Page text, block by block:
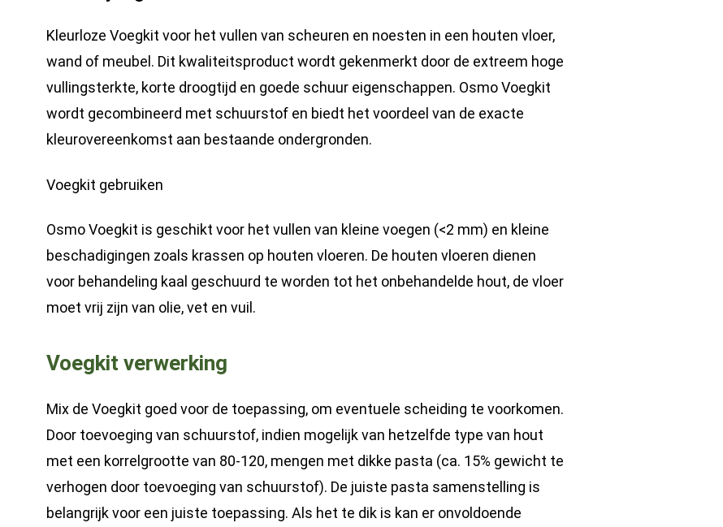
Kleurloze Voegkit voor het vullen van scheuren en noesten in een houten vloer,
wand of meubel. Dit kwaliteitsproduct wordt gekenmerkt door de extreem hoge
vullingsterkte, korte droogtijd en goede schuur eigenschappen. Osmo Voegkit
wordt gecombineerd met schuurstof en biedt het voordeel van de exacte
kleurovereenkomst aan bestaande ondergronden.
Voegkit gebruiken
Osmo Voegkit is geschikt voor het vullen van kleine voegen (<2 mm) en kleine
beschadigingen zoals krassen op houten vloeren. De houten vloeren dienen
voor behandeling kaal geschuurd te worden tot het onbehandelde hout, de vloer
moet vrij zijn van olie, vet en vuil.
Voegkit verwerking
Mix de Voegkit goed voor de toepassing, om eventuele scheiding te voorkomen.
Door toevoeging van schuurstof, indien mogelijk van hetzelfde type van hout
met een korrelgrootte van 80-120, mengen met dikke pasta (ca. 15% gewicht te
verhogen door toevoeging van schuurstof). De juiste pasta samenstelling is
belangrijk voor een juiste toepassing. Als het te dik is kan er onvoldoende